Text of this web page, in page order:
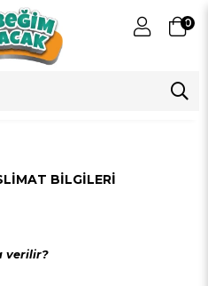
0
BİLGİLERİ
verilir?